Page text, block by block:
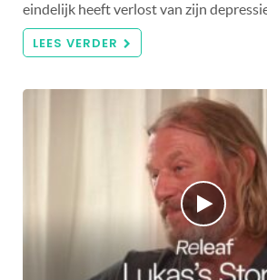
eindelijk heeft verlost van zijn
LEES VERDER